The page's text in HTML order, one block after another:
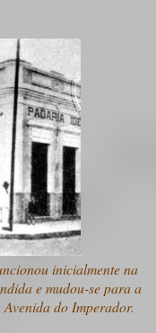
inicialmente na
e mudou-se para a
do Imperador.